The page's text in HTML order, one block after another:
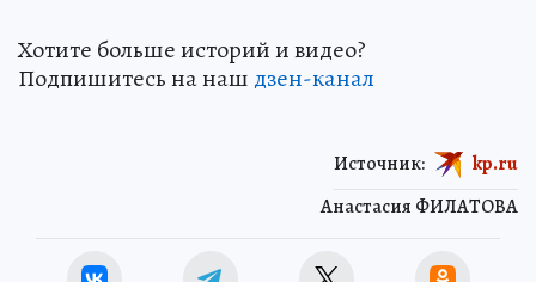
Хотите больше историй и видео?
Подпишитесь на наш дзен-канал
Анастасия ФИЛАТОВА
Источник: kp.ru